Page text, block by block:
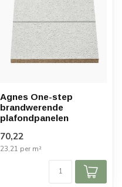
Agnes One-step
brandwerende
plafondpanelen
70,22
23,21 per m²